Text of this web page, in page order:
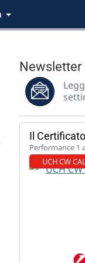
Il
Performance 1
UCH CW